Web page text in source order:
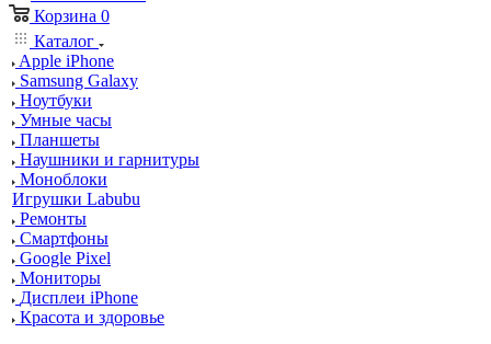
Корзина 0
Каталог
Apple iPhone
Samsung Galaxy
Ноутбуки
Умные часы
Планшеты
Наушники и гарнитуры
Моноблоки
Игрушки Labubu
Ремонты
Смартфоны
Google Pixel
Мониторы
Дисплеи iPhone
Красота и здоровье